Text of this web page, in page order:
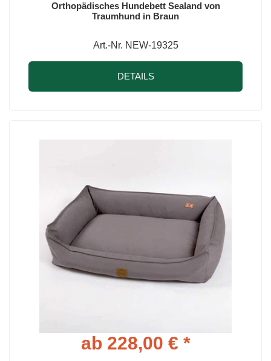
Orthopädisches Hundebett Sealand von
Traumhund in Braun
Art.-Nr. NEW-19325
DETAILS
ab 228,00 € *